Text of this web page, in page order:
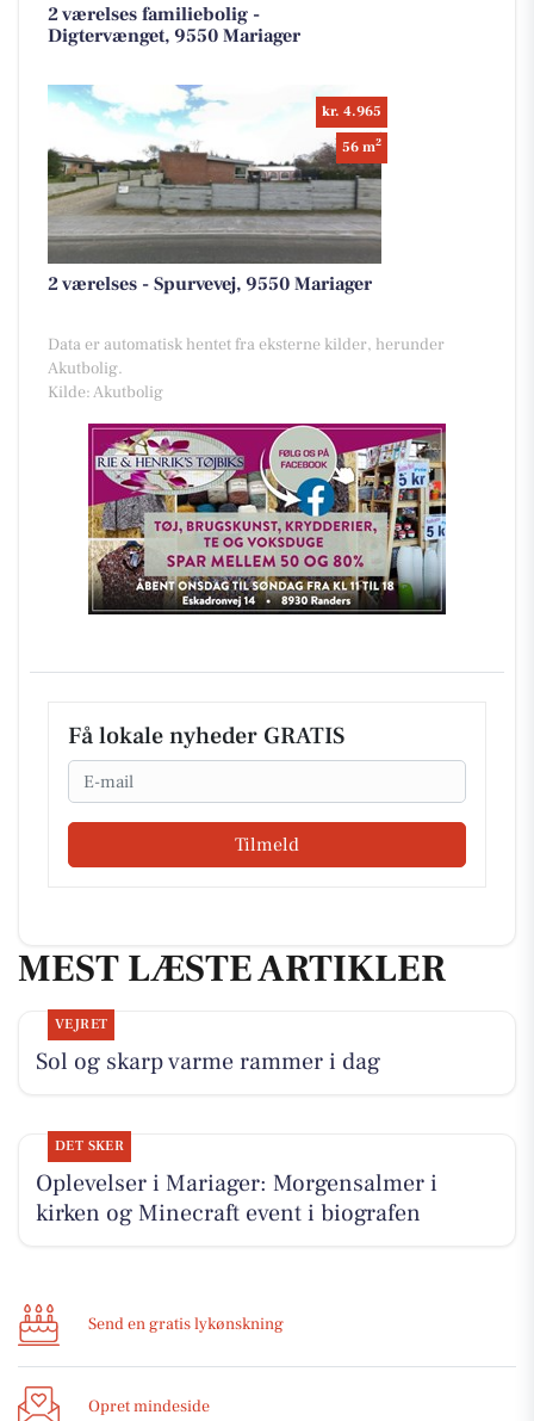
2 værelses familiebolig -
Digtervænget, 9550 Mariager
kr. 4.965
56 m2
2 værelses - Spurvevej, 9550 Mariager
Data er automatisk hentet fra eksterne kilder, herunder
Akutbolig.
Kilde: Akutbolig
Få lokale nyheder GRATIS
Email
Tilmeld
MEST LÆSTE ARTIKLER
VEJRET
Sol og skarp varme rammer i dag
DET SKER
Oplevelser i Mariager: Morgensalmer i
kirken og Minecraft event i biografen
Send en gratis lykønskning
Opret mindeside